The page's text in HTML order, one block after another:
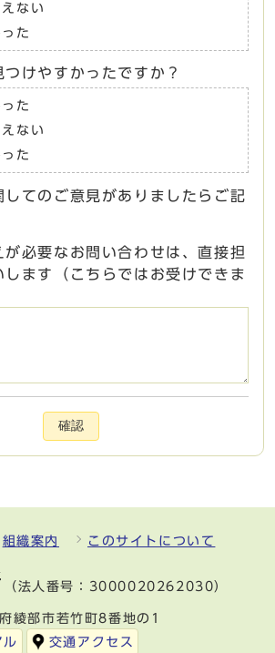
ない
た
けやすかったですか？
た
ない
た
してのご意見がありましたらご記
が必要なお問い合わせは、直接担
します（こちらではお受けできま
確認
組織案内 このサイトについて
（法人番号：3000020262030）
綾部市若竹町8番地の1
ル
交通アクセス